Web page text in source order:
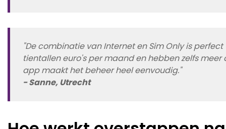
"De combinatie van Internet en Sim Only is
tientallen euro's per maand en hebben zelfs meer
app maakt het beheer heel eenvoudig."
- Sanne, Utrecht